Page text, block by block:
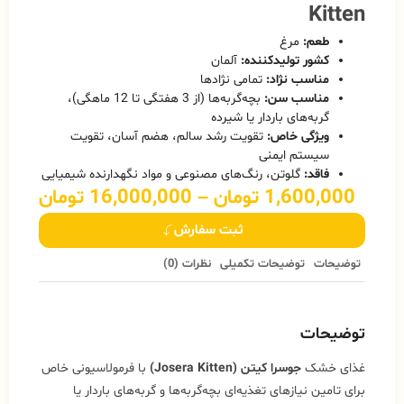
Kitten
طعم: مرغ
کشور تولیدکننده: آلمان
مناسب نژاد: تمامی نژادها
مناسب سن:
بچه‌گربه‌ها (از 3 هفتگی تا 12 ماهگی)،
گربه‌های باردار یا شیرده
ویژگی خاص: تقویت رشد سالم، هضم آسان، تقویت
سیستم ایمنی
فاقد: گلوتن، رنگ‌های مصنوعی و مواد نگهدارنده شیمیایی
1,600,000 تومان –
16,000,000 تومان
ثبت سفارش
توضیحات توضیحات تکمیلی نظرات (0)
توضیحات
غذای خشک جوسرا کیتن (Josera Kitten)
با فرمولاسیونی خاص
برای تامین نیازهای تغذیه‌ای بچه‌گربه‌ها و گربه‌های باردار یا